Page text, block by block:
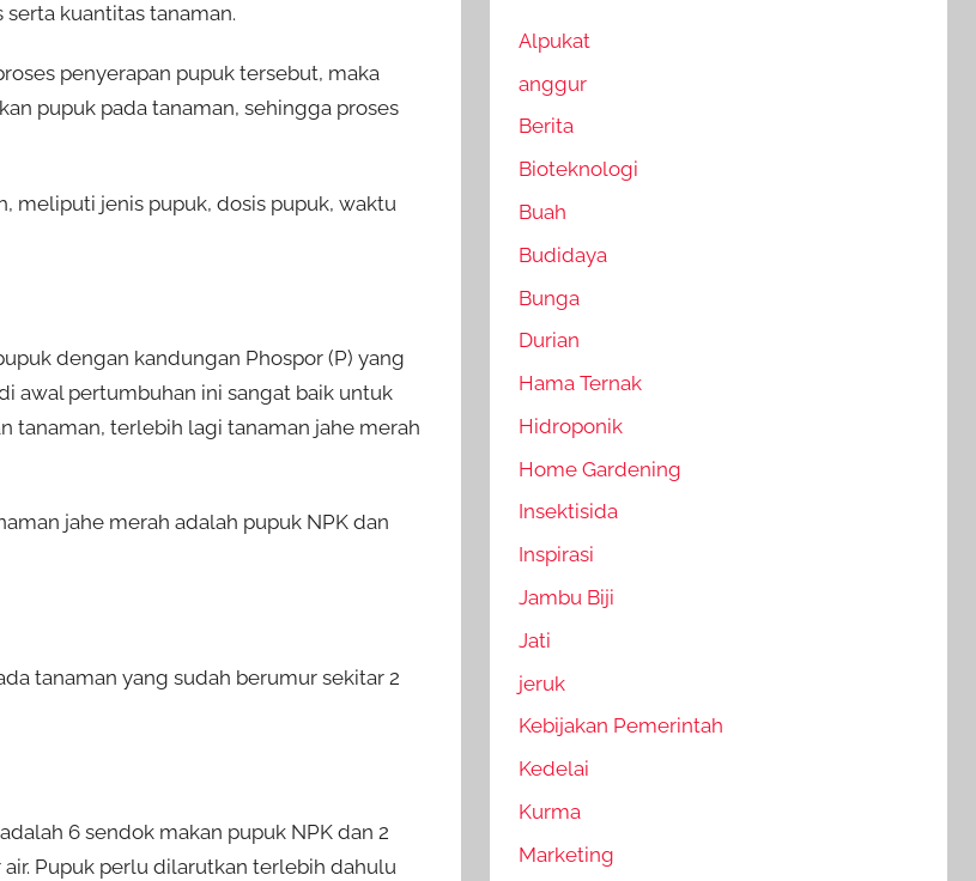
kuantitas tanaman.
penyerapan pupuk tersebut, maka
pupuk pada tanaman, sehingga proses
meliputi jenis pupuk, dosis pupuk, waktu
dengan kandungan Phospor (P) yang
awal pertumbuhan ini sangat baik untuk
tanaman, terlebih lagi tanaman jahe merah
jahe merah adalah pupuk NPK dan
tanaman yang sudah berumur sekitar 2
6 sendok makan pupuk NPK dan 2
Pupuk perlu dilarutkan terlebih dahulu
Alpukat
anggur
Berita
Bioteknologi
Buah
Budidaya
Bunga
Durian
Hama Ternak
Hidroponik
Home Gardening
Insektisida
Inspirasi
Jambu Biji
Jati
jeruk
Kebijakan Pemerintah
Kedelai
Kurma
Marketing